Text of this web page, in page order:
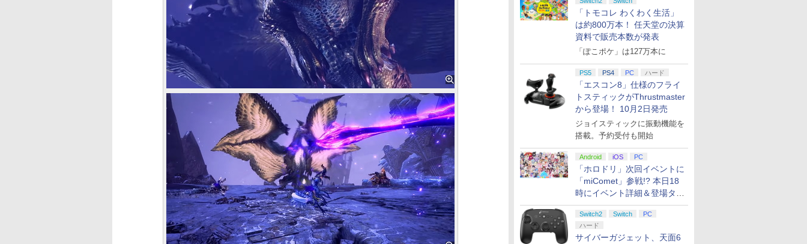
「トモコレ わくわく生活」
は約800万本！ 任天堂の決算
資料で販売本数が発表
「ぽこポケ」は127万本に
PS5 PS4 PC ハード
「エスコン8」仕様のフライ
トスティックがThrustmaster
から登場！ 10月2日発売
ジョイスティックに振動機能を
搭載。予約受付も開始
Android iOS PC
「ホロドリ」次回イベントに
「miComet」参戦!? 本日18
時にイベント詳細＆登場タレ
ント公開
Switch2 Switch
PC
ハード
サイバーガジェット、天面6